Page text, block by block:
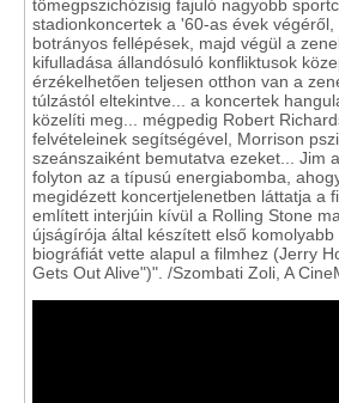
tömegpszichózisig fajuló nagyobb
stadionkoncertek a '60-as évek
botrányos fellépések, majd végül a
kifulladása állandósuló konfliktusok
érzékelhetően teljesen otthon van a
túlzástól eltekintve... a koncertek
közelíti meg... mégpedig Robert
felvételeinek segítségével, Morrison
szeánszaiként bemutatva ezeket... Jim
folyton az a típusú energiabomba,
megidézett koncertjelenetben láttatja a
említett interjúin kívül a Rolling Stone
újságírója által készített első
biográfiát vette alapul a filmhez (Jerry
Gets Out Alive")". /Szombati Zoli, A